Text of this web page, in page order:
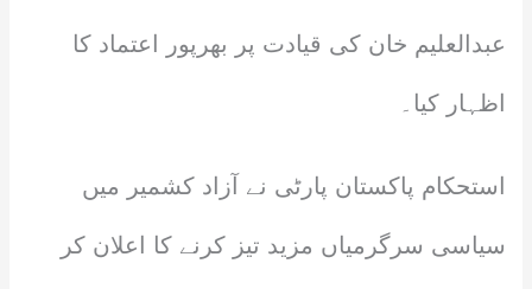
عبدالعلیم خان کی قیادت پر بھرپور اعتماد کا
اظہار کیا۔
استحکام پاکستان پارٹی نے آزاد کشمیر میں
سیاسی سرگرمیاں مزید تیز کرنے کا اعلان کر